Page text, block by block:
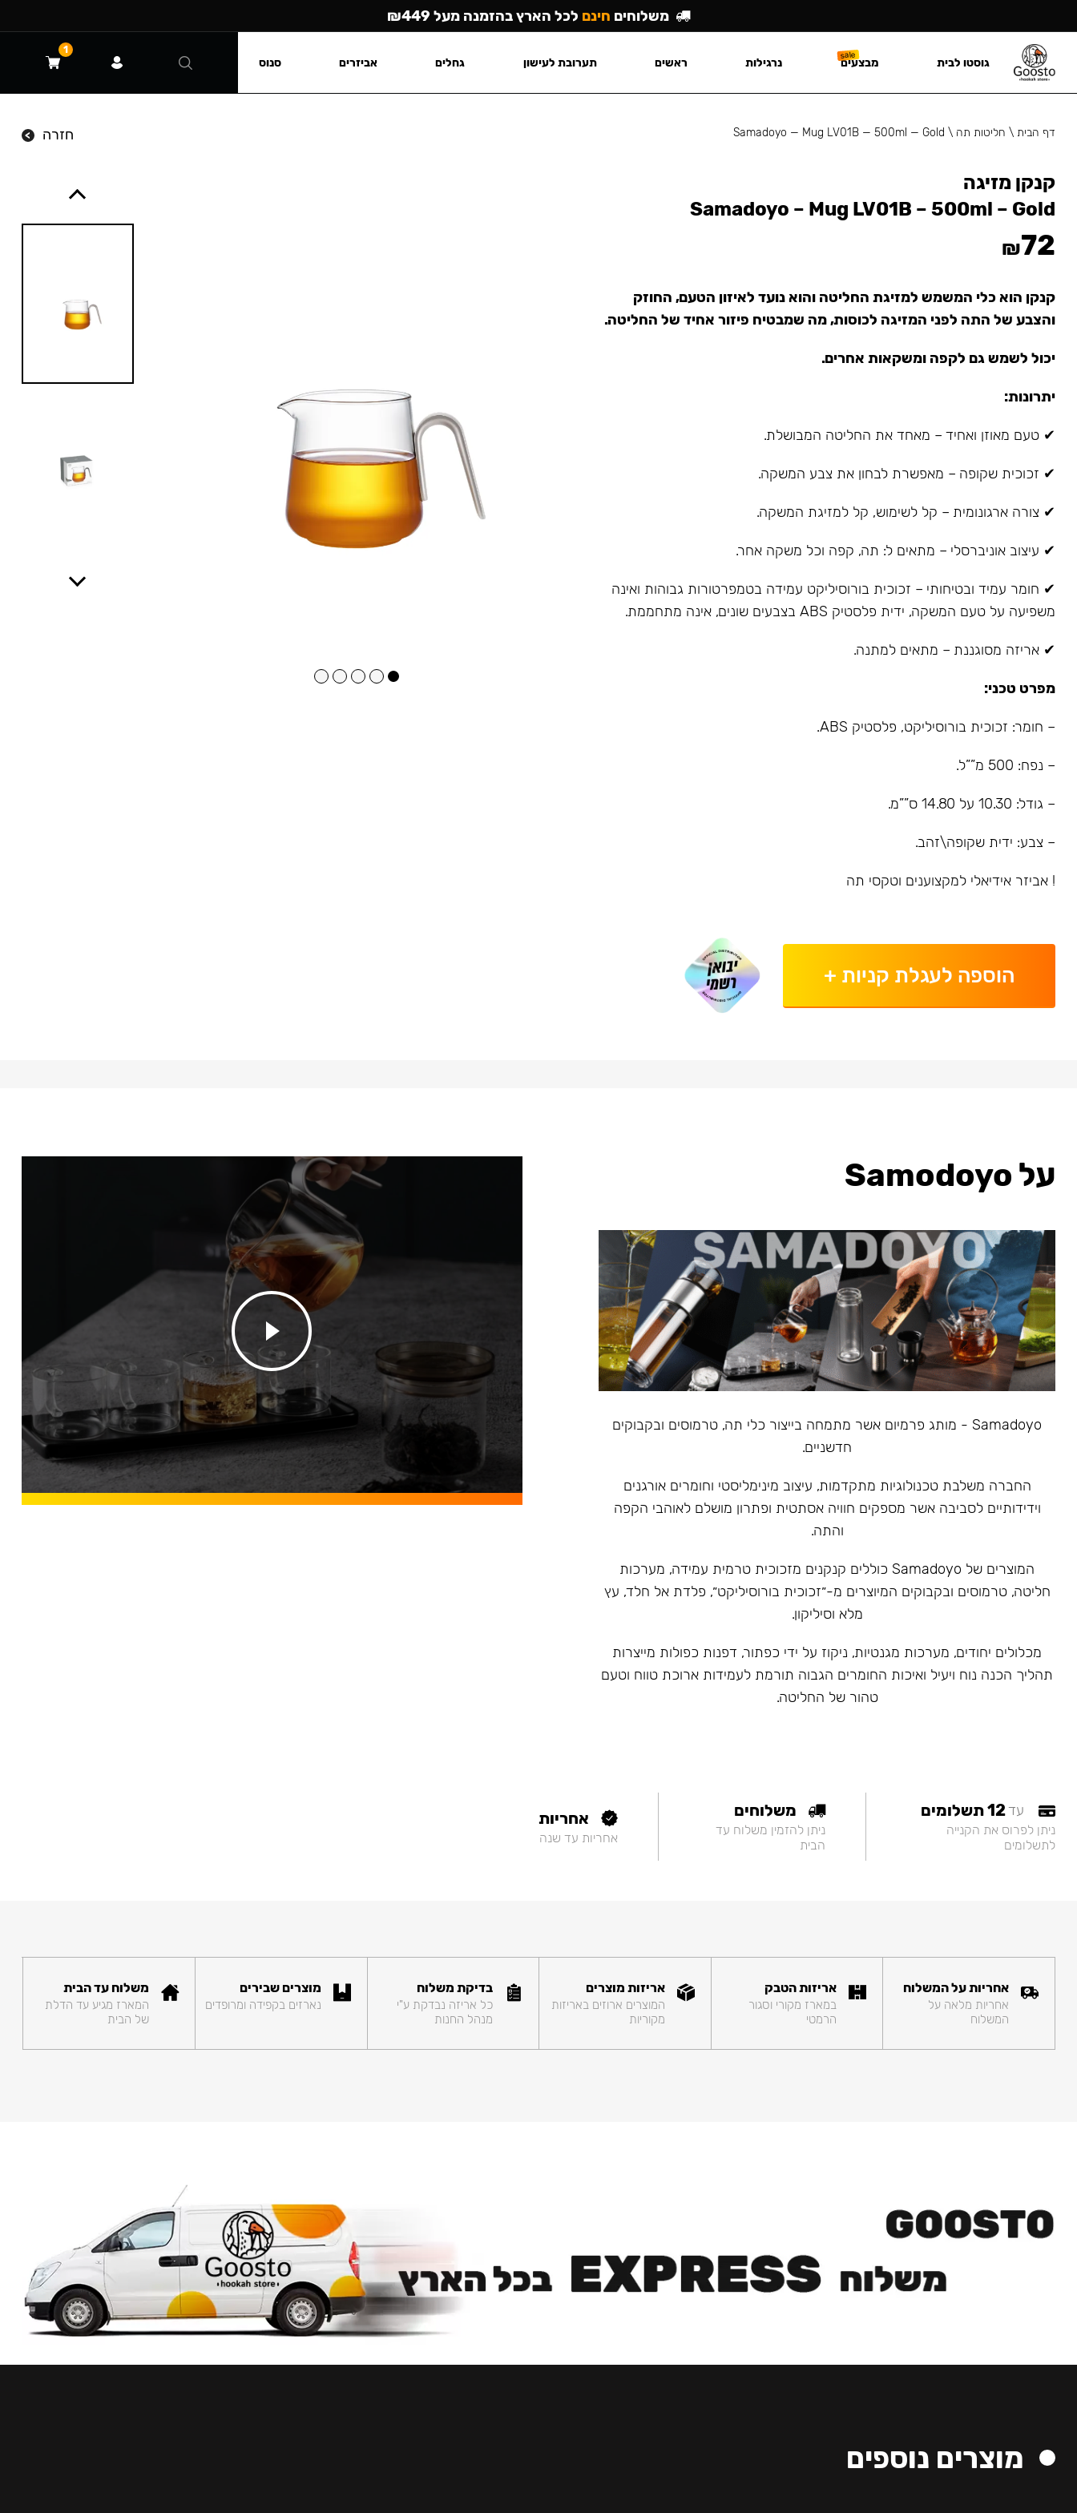
דף הבית\ חליטות תה \
Samadoyo — Mug LV01B — 500ml — Gold חזרה
קנקן מזיגה
Samadoyo – Mug LV01B – 500ml – Gold
₪72
קנקן הוא כלי המשמש למזיגת החליטה והוא נועד לאיזון הטעם, החוזק
והצבע של התה לפני המזיגה לכוסות, מה שמבטיח פיזור אחיד של החליטה.
יכול לשמש גם לקפה ומשקאות אחרים.
יתרונות:
✔ טעם מאוזן ואחיד – מאחד את החליטה המבושלת.
✔ זכוכית שקופה – מאפשרת לבחון את צבע המשקה.
✔ צורה ארגונומית – קל לשימוש, קל למזיגת המשקה.
✔ עיצוב אוניברסלי – מתאים ל: תה, קפה וכל משקה אחר.
✔ חומר עמיד ובטיחותי – זכוכית בורוסיליקט עמידה בטמפרטורות גבוהות ואינה
משפיעה על טעם המשקה, ידית פלסטיק ABS בצבעים שונים, אינה מתחממת.
✔ אריזה מסוגננת – מתאים למתנה.
מפרט טכני:
– חומר: זכוכית בורוסיליקט, פלסטיק ABS.
– נפח: 500 מ””ל.
– גודל: 10.30 על 14.80 ס””מ.
– צבע: ידית שקופה\זהב.
! אביזר אידיאלי למקצוענים וטקסי תה
הוספה לעגלת קניות +
על Samodoyo
Samadoyo - מותג פרמיום אשר מתמחה בייצור כלי תה, טרמוסים ובקבוקים
חדשניים.
‏החברה משלבת טכנולוגיות מתקדמות, עיצוב מינימליסטי וחומרים אורגנים
וידידותיים לסביבה אשר מספקים חוויה אסתטית ופתרון מושלם לאוהבי הקפה
והתה.
המוצרים של Samadoyo כוללים קנקנים מזכוכית טרמית עמידה, מערכות
חליטה, טרמוסים ובקבוקים המיוצרים מ-״זכוכית בורוסיליקט״, פלדת אל חלד, עץ
מלא וסיליקון.
מכלולים יחודים, מערכות מגנטיות, ניקוז על ידי כפתור, דפנות כפולות מייצרות
תהליך הכנה נוח ויעיל ואיכות החומרים הגבוה תורמת לעמידות ארוכת טווח וטעם
טהור של החליטה.
עד12 תשלומים
ניתן לפרוס את הקנייה
לתשלומים
משלוחים
ניתן להזמין משלוח עד
הבית
אחריות
אחריות עד שנה
אחריות על המשלוח
אחריות מלאה על
המשלוח
אריזות הטבק
במארז מקורי וסגור
הרמטי
אריזות מוצרים
המוצרים ארוזים באריזות
מקוריות
בדיקת משלוח
כל אריזה נבדקת ע"י
מנהל החנות
מוצרים שבירים
נארזים בקפידה ומרופדים
משלוח עד הבית
המארז מגיע עד הדלת
של הבית
מוצרים נוספים
משלוחים חינם לכל הארץ בהזמנה מעל ₪449
גוסטו לבית מבצעים נרגילות ראשים תערובת לעישון גחלים אביזרים סנוס
1